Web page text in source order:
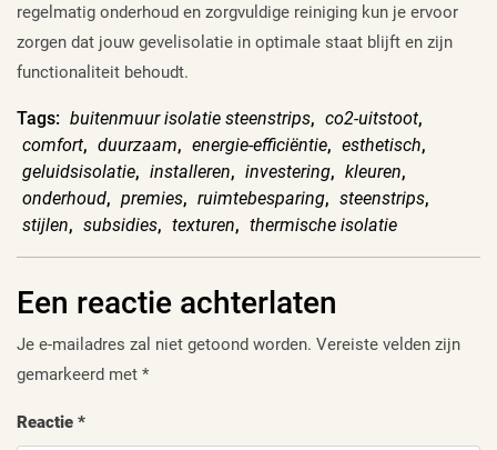
regelmatig onderhoud en zorgvuldige reiniging kun je ervoor
zorgen dat jouw gevelisolatie in optimale staat blijft en zijn
functionaliteit behoudt.
Tags: buitenmuur isolatie steenstrips, co2-uitstoot,
comfort, duurzaam, energie-efficiëntie, esthetisch,
geluidsisolatie, installeren, investering, kleuren,
onderhoud, premies, ruimtebesparing, steenstrips,
stijlen, subsidies, texturen, thermische isolatie
Een reactie achterlaten
Je e-mailadres zal niet getoond worden. Vereiste velden zijn
gemarkeerd met *
Reactie *